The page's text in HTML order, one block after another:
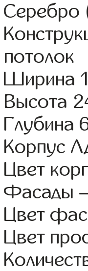
Серебро
потолок
Ширина
Высота
Глубина
Корпус
Цвет
Фасады
Цвет
Цвет